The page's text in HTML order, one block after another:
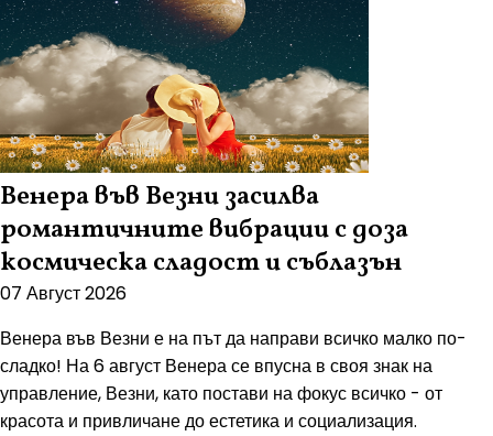
Венера във Везни засилва
романтичните вибрации с доза
космическа сладост и съблазън
07 Август 2026
Венера във Везни е на път да направи всичко малко по-
сладко! На 6 август Венера се впусна в своя знак на
управление, Везни, като постави на фокус всичко - от
красота и привличане до естетика и социализация.